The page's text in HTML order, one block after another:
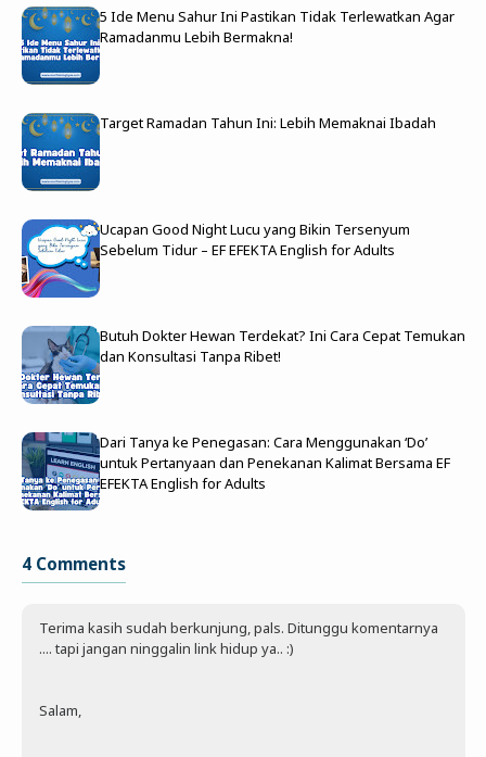
5 Ide Menu Sahur Ini Pastikan Tidak Terlewatkan Agar
Ramadanmu Lebih Bermakna!
Target Ramadan Tahun Ini: Lebih Memaknai Ibadah
Ucapan Good Night Lucu yang Bikin Tersenyum
Sebelum Tidur – EF EFEKTA English for Adults
Butuh Dokter Hewan Terdekat? Ini Cara Cepat Temukan
dan Konsultasi Tanpa Ribet!
Dari Tanya ke Penegasan: Cara Menggunakan ‘Do’
untuk Pertanyaan dan Penekanan Kalimat Bersama EF
EFEKTA English for Adults
4 Comments
Terima kasih sudah berkunjung, pals. Ditunggu komentarnya
.... tapi jangan ninggalin link hidup ya.. :)
Salam,